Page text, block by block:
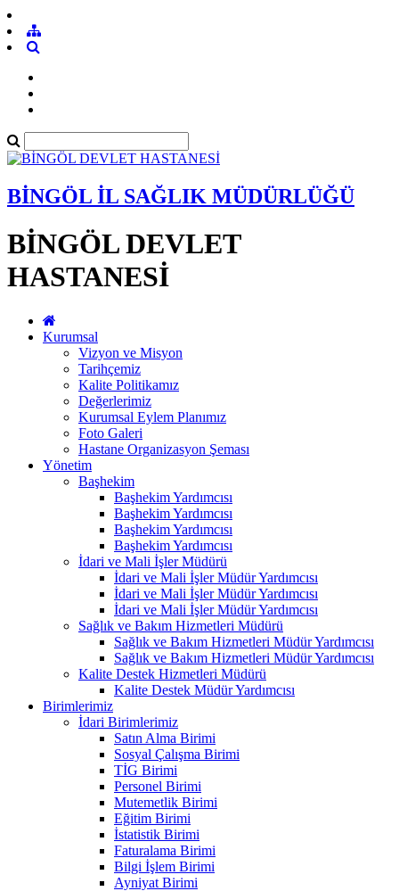
BİNGÖL İL SAĞLIK MÜDÜRLÜĞÜ
BİNGÖL DEVLET
HASTANESİ
Kurumsal
Vizyon ve Misyon
Tarihçemiz
Kalite Politikamız
Değerlerimiz
Kurumsal Eylem Planımız
Foto Galeri
Hastane Organizasyon Şeması
Yönetim
Başhekim
Başhekim Yardımcısı
Başhekim Yardımcısı
Başhekim Yardımcısı
Başhekim Yardımcısı
İdari ve Mali İşler Müdürü
İdari ve Mali İşler Müdür Yardımcısı
İdari ve Mali İşler Müdür Yardımcısı
İdari ve Mali İşler Müdür Yardımcısı
Sağlık ve Bakım Hizmetleri Müdürü
Sağlık ve Bakım Hizmetleri Müdür Yardımcısı
Sağlık ve Bakım Hizmetleri Müdür Yardımcısı
Kalite Destek Hizmetleri Müdürü
Kalite Destek Müdür Yardımcısı
Birimlerimiz
İdari Birimlerimiz
Satın Alma Birimi
Sosyal Çalışma Birimi
TİG Birimi
Personel Birimi
Mutemetlik Birimi
Eğitim Birimi
İstatistik Birimi
Faturalama Birimi
Bilgi İşlem Birimi
Ayniyat Birimi